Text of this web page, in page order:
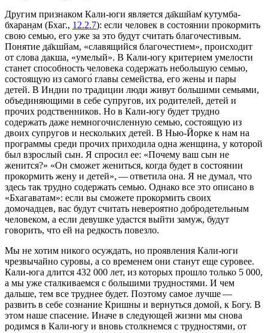
Другим признаком Кали-юги является да̄кшйам̇ кут̣умба-
бхаран̣ам (Бхаг., 12.2.7): если человек в состоянии прокормить
свою семью, его уже за это будут считать благочестивым.
Понятие да̄кшйам, «славящийся благочестием», происходит
от слова дакша, «умелый». В Кали-югу критерием умелости
станет способность человека содержать небольшую семью,
состоящую из самого́ главы семейства, его жены и пары
детей. В Индии по традиции люди живут большими семьями,
объединяющими в себе супругов, их родителей, детей и
прочих родственников. Но в Кали-югу будет трудно
содержать даже немногочисленную семью, состоящую из
двоих супругов и нескольких детей. В Нью-Йорке к нам на
программы среди прочих приходила одна женщина, у которой
был взрослый сын. Я спросил ее: «Почему ваш сын не
женится?» «Он сможет жениться, когда будет в состоянии
прокормить жену и детей», — ответила она. Я не думал, что
здесь так трудно содержать семью. Однако все это описано в
«Бхагаватам»: если вы сможете прокормить своих
домочадцев, вас будут считать невероятно добродетельным
человеком, а если девушке удастся выйти замуж, будут
говорить, что ей на редкость повезло.
Мы не хотим никого осуждать, но проявления Кали-юги
чрезвычайно суровы, а со временем они станут еще суровее.
Кали-юга длится 432 000 лет, из которых прошло только 5 000,
а мы уже сталкиваемся с большими трудностями. И чем
дальше, тем все труднее будет. Поэтому самое лучше —
развить в себе сознание Кришны и вернуться домой, к Богу. В
этом наше спасение. Иначе в следующей жизни мы снова
родимся в Кали-югу и вновь столкнемся с трудностями, от